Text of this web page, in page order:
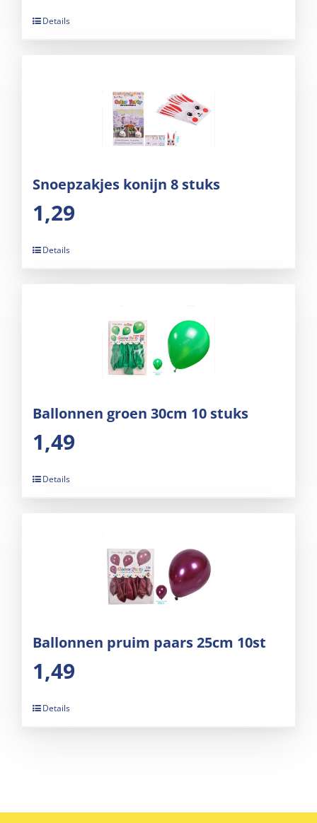
Details
Snoepzakjes konijn 8 stuks
1,29
Details
Ballonnen groen 30cm 10 stuks
1,49
Details
Ballonnen pruim paars 25cm 10st
1,49
Details